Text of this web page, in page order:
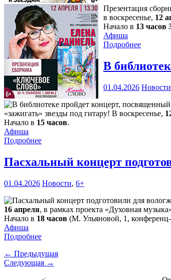
Презентация
в воскресенье, 12
Начало в 13 часов
Афиша
Подробнее
В
01.04.2026 Новости
«зажигать» звезды под гитару! В воскресенье,
Начало в 15 часов.
Афиша
Подробнее
Пасхальный концерт
01.04.2026 Новости, 6+
16 апреля, в рамках проекта «Духовная
Начало в 18 часов (М. Ульяновой, 1, конференц-
Афиша
Подробнее
← Предыдущая
Следующая →